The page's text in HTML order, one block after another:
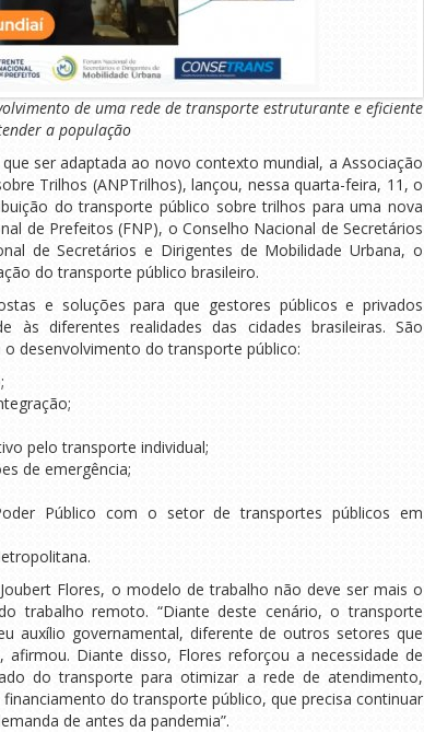
de uma rede de transporte estruturante e eficiente
a população
ser adaptada ao novo contexto mundial, a Associação
Trilhos (ANPTrilhos), lançou, nessa quarta-feira, 11, o
do transporte público sobre trilhos para uma nova
de Prefeitos (FNP), o Conselho Nacional de Secretários
de Secretários e Dirigentes de Mobilidade Urbana, o
do transporte público brasileiro.
e soluções para que gestores públicos e privados
às diferentes realidades das cidades brasileiras. São
desenvolvimento do transporte público:
pelo transporte individual;
de emergência;
Público com o setor de transportes públicos em
Flores, o modelo de trabalho não deve ser mais o
trabalho remoto. “Diante deste cenário, o transporte
auxílio governamental, diferente de outros setores que
afirmou. Diante disso, Flores reforçou a necessidade de
do transporte para otimizar a rede de atendimento,
do transporte público, que precisa continuar
de antes da pandemia”.